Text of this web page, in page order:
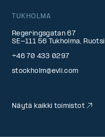
TUKHOLMA
Regeringsgatan 67
SE-111 56 Tukholma, Ruotsi
+46 70 433 0297
stockholm@evli.com
Näytä kaikki toimistot